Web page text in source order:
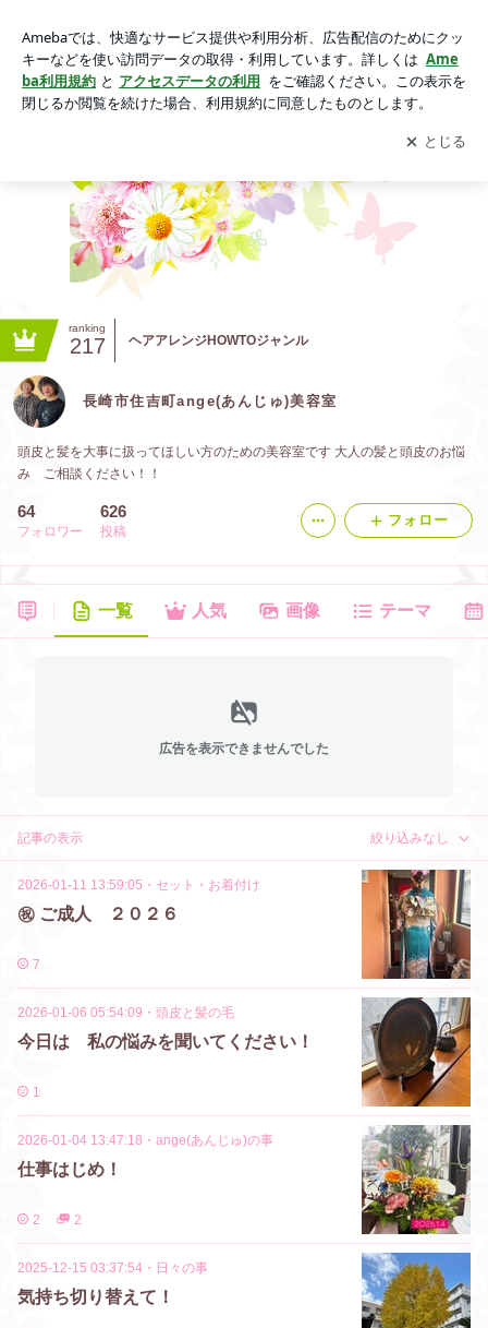
アプリをダウンロードして ブログの更新通知
を受け取りまし
ょう。
開く
ranking
217 ヘアアレンジHOWTOジャンル
長崎市住吉町ange(あんじゅ)美容室
頭皮と髪を大事に扱ってほしい方のための美容室です 大人の髪と頭皮のお悩
み ご相談ください！！
64
フォロワー
626
投稿
フォロー
一覧 人気 画像 テーマ
広告を表示できませんでした
記事の表示 絞り込みなし
2026-01-11 13:59:05 ・ セット・お着付け
㊗️ ご成人 ２０２６
7
2026-01-06 05:54:09 ・ 頭皮と髪の毛
今日は 私の悩みを聞いてください！
1
2026-01-04 13:47:18 ・ ange(あんじゅ)の事
仕事はじめ！
2 2
2025-12-15 03:37:54 ・ 日々の事
気持ち切り替えて！